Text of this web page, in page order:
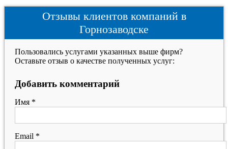
Отзывы клиентов компаний в
Горнозаводске
Пользовались услугами указанных выше фирм?
Оставьте отзыв о качестве полученных услуг:
Добавить комментарий
Имя *
Email *